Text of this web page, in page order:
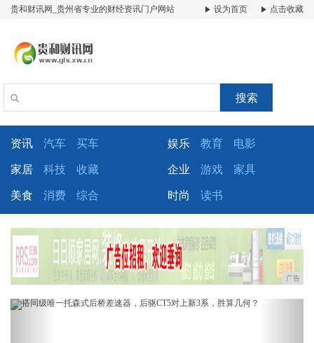
贵和财讯网_贵州省专业的财经资讯门户网站 设为首页 点击收藏
搜索
资讯 汽车 买车 娱乐 教育 电影
家居 科技 收藏 企业 游戏 家具
美食 消费 综合 时尚 读书
广告
Previous